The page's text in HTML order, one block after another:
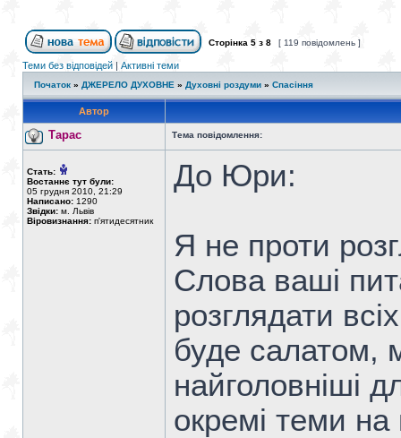
Сторінка 5 з 8 [ 119 повідомлень ]
Теми без відповідей | Активні теми
Початок » ДЖЕРЕЛО ДУХОВНЕ » Духовні роздуми » Спасіння
Автор
Тарас Тема повідомлення:
Стать:
Востаннє тут були:
05 грудня 2010, 21:29
Написано: 1290
Звідки: м. Львів
Віровизнання: п'ятидесятник
До Юри:
Я не проти
Слова ваші
розглядати
буде салатом,
найголовніші
окремі теми на